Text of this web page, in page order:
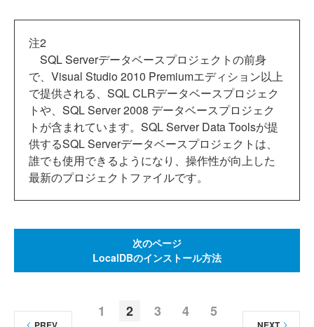
注2
SQL Serverデータベースプロジェクトの前身
で、Visual Studio 2010 Premiumエディション以上
で提供される、SQL CLRデータベースプロジェク
トや、SQL Server 2008 データベースプロジェク
トが含まれています。SQL Server Data Toolsが提
供するSQL Serverデータベースプロジェクトは、
誰でも使用できるようになり、操作性が向上した
最新のプロジェクトファイルです。
次のページ
LocalDBのインストール方法
1 2 3 4 5